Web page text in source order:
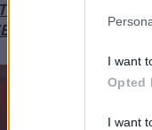
I want
Opted
I want
YOU: L’AI
LG È